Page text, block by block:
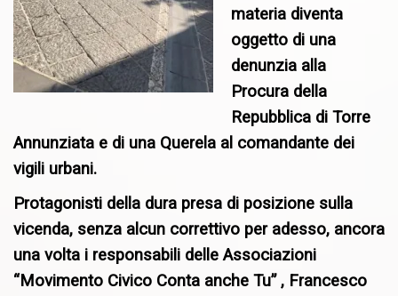
materia diventa
oggetto di una
denunzia alla
Procura della
Repubblica di Torre
Annunziata e di una Querela al comandante dei
vigili urbani.
Protagonisti della dura presa di posizione sulla
vicenda, senza alcun correttivo per adesso, ancora
una volta i responsabili delle Associazioni
“Movimento Civico Conta anche Tu” , Francesco